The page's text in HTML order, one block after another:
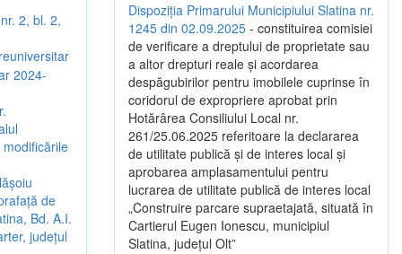
2, bl. 2,
2024-
de
Bd. A.I.
județul
Dispoziția Primarului Municipiului Slatina nr.
1245 din 02.09.2025 - constituirea comisiei
de verificare a dreptului de proprietate sau
a altor drepturi reale și acordarea
despăgubirilor pentru imobilele cuprinse în
coridorul de expropriere aprobat prin
Hotărârea Consiliului Local nr.
261/25.06.2025 referitoare la declararea
de utilitate publică și de interes local și
aprobarea amplasamentului pentru
lucrarea de utilitate publică de interes local
„Construire parcare supraetajată, situată în
Cartierul Eugen Ionescu, municipiul
Slatina, județul Olt”